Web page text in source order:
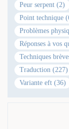
Peur serpent (2)
Point technique
Problèmes
Réponses à vos
Techniques
Traduction (227)
Variante eft (36)